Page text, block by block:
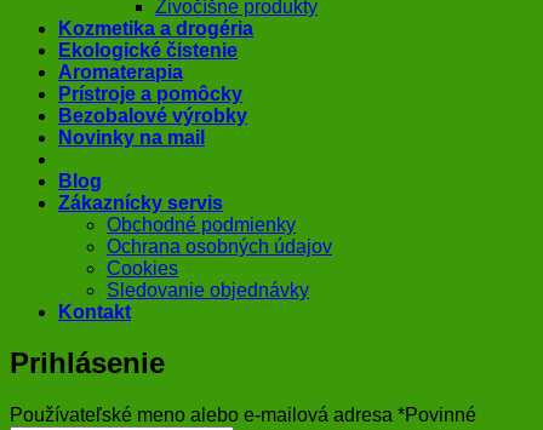
Živočíšne produkty
Kozmetika a drogéria
Ekologické čistenie
Aromaterapia
Prístroje a pomôcky
Bezobalové výrobky
Novinky na mail
Blog
Zákaznícky servis
Obchodné podmienky
Ochrana osobných údajov
Cookies
Sledovanie objednávky
Kontakt
Prihlásenie
Používateľské meno alebo e-mailová adresa *Povinné